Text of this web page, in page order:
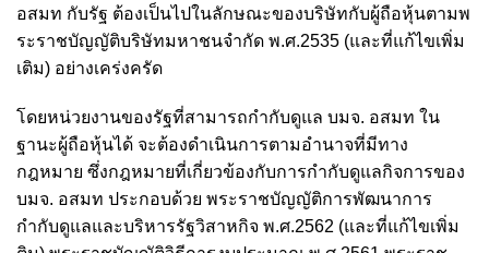
อสมท กับรัฐ ต้องเป็นไปในลักษณะของบริษัทกับผู้ถือหุ้นตามพ
ระราชบัญญัติบริษัทมหาชนจำกัด พ.ศ.2535 (และที่แก้ไขเพิ่ม
เติม) อย่างเคร่งครัด
โดยหน่วยงานของรัฐที่สามารถกำกับดูแล บมจ. อสมท ใน
ฐานะผู้ถือหุ้นได้ จะต้องดำเนินการตามอำนาจที่มีทาง
กฎหมาย ซึ่งกฎหมายที่เกี่ยวข้องกับการกำกับดูแลกิจการของ
บมจ. อสมท ประกอบด้วย พระราชบัญญัติการพัฒนาการ
กำกับดูแลและบริหารรัฐวิสาหกิจ พ.ศ.2562 (และที่แก้ไขเพิ่ม